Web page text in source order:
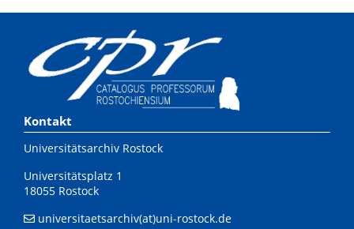
Kontakt
Universitätsarchiv Rostock
Universitätsplatz 1
18055 Rostock
universitaetsarchiv(at)uni-rostock.de